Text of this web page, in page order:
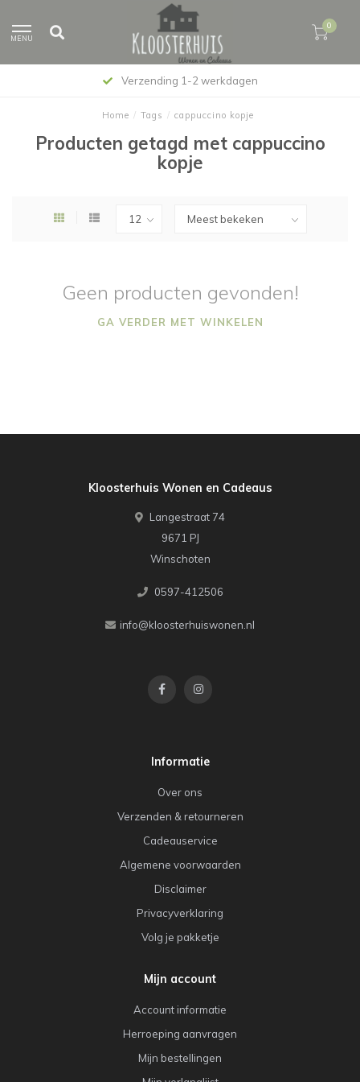
MENU
0
Verzending 1-2 werkdagen
Home / Tags / cappuccino kopje
Producten getagd met cappuccino
kopje
Geen producten gevonden!
GA VERDER MET WINKELEN
Kloosterhuis Wonen en Cadeaus
Langestraat 74
9671 PJ
Winschoten
0597-412506
info@kloosterhuiswonen.nl
Informatie
Over ons
Verzenden & retourneren
Cadeauservice
Algemene voorwaarden
Disclaimer
Privacyverklaring
Volg je pakketje
Mijn account
Account informatie
Herroeping aanvragen
Mijn bestellingen